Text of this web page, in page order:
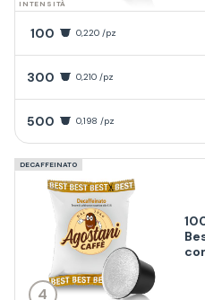
INTENSITÀ
100 0,220 /pz
300 0,210 /pz
500 0,198 /pz
DECAFFEINATO
4